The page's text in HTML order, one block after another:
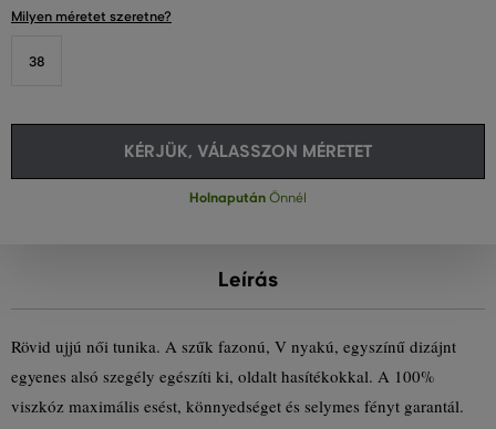
Milyen méretet szeretne?
38
KÉRJÜK, VÁLASSZON MÉRETET
Holnapután Önnél
Leírás
Rövid ujjú női tunika. A szűk fazonú, V nyakú, egyszínű dizájnt
egyenes alsó szegély egészíti ki, oldalt hasítékokkal. A 100%
viszkóz maximális esést, könnyedséget és selymes fényt garantál.